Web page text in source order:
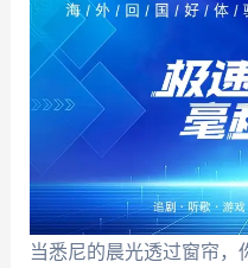
当悉尼的晨光透过窗帘，